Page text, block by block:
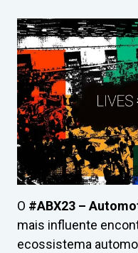
O #ABX23 –
mais influente
ecossistema